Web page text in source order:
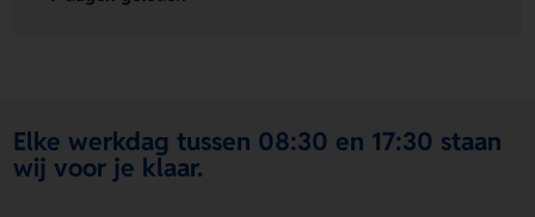
Elke werkdag tussen 08:30 en 17:30 staan
wij voor je klaar.